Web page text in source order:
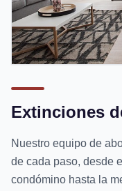
Extinciones
Nuestro equipo de
de cada paso, desde
condómino hasta la